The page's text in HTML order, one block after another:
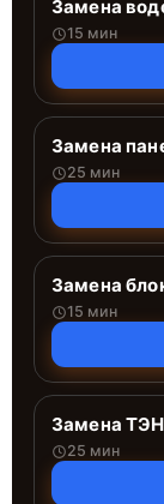
Замена
15 мин
Замена
25 мин
Замена
15 мин
Замена ТЭН
25 мин